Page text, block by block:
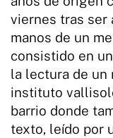
viernes tras ser
manos de un
consistido en
la lectura de un
instituto
barrio donde
texto, leído por